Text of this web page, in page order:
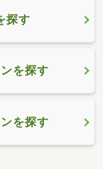
探す
を探す
を探す